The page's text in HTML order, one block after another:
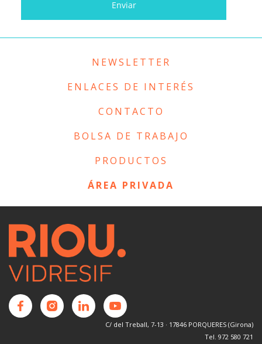
NEWSLETTER
ENLACES DE INTERÉS
CONTACTO
BOLSA DE TRABAJO
PRODUCTOS
ÁREA PRIVADA
C/ del Treball, 7-13 · 17846 PORQUERES (Girona)
Tel. 972 580 721